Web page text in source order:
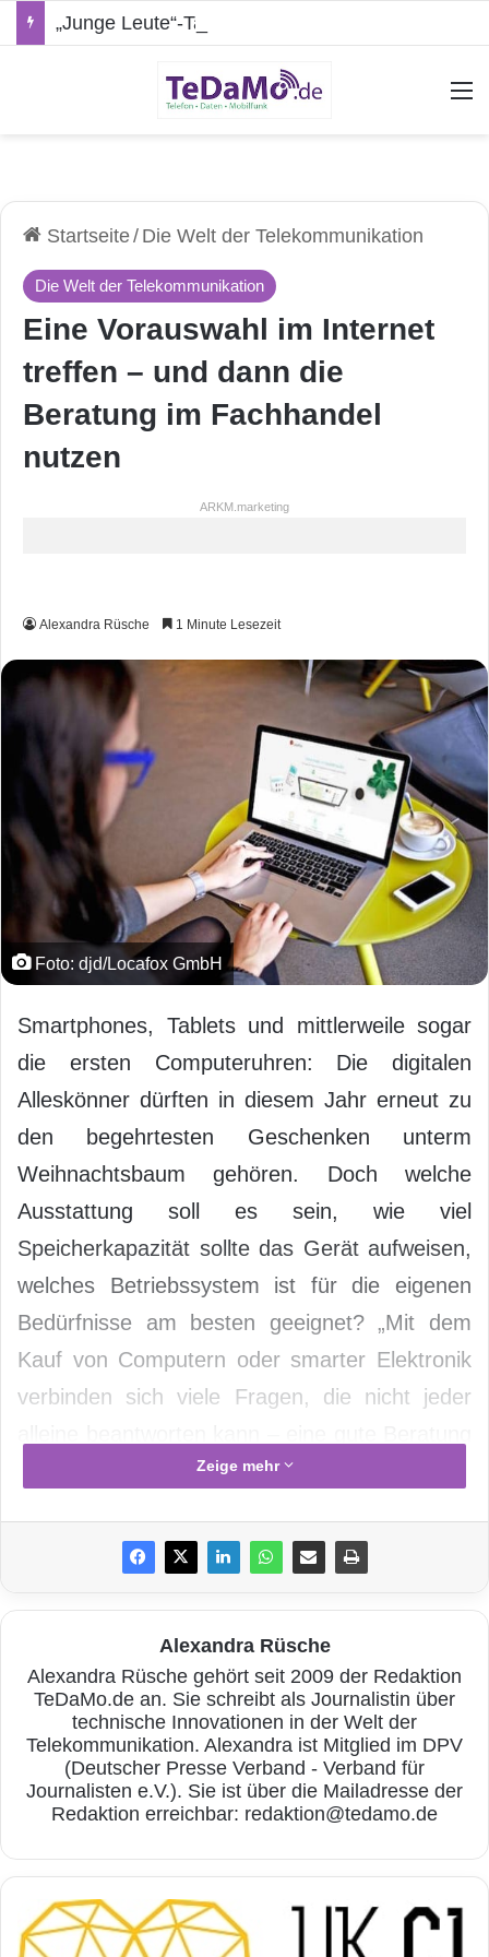
Startseite/ Die Welt der Telekommunikation
Die Welt der Telekommunikation
Eine Vorauswahl im Internet
treffen – und dann die
Beratung im Fachhandel
nutzen
ARKM.marketing
Alexandra Rüsche 1 Minute Lesezeit
Foto: djd/Locafox GmbH
Smartphones, Tablets und mittlerweile sogar
die ersten Computeruhren: Die digitalen
Alleskönner dürften in diesem Jahr erneut zu
den begehrtesten Geschenken unterm
Weihnachtsbaum gehören. Doch welche
Ausstattung soll es sein, wie viel
Speicherkapazität sollte das Gerät aufweisen,
welches Betriebssystem ist für die eigenen
Bedürfnisse am besten geeignet? „Mit dem
Kauf von Computern oder smarter Elektronik
verbinden sich viele Fragen, die nicht jeder
im Fachhandel schützt vor
Informationen im Web nicht vollends ersetzt
werden“, meint Fachjournalist Martin Blömer
vom VerbraucherportalRatgeberzentrale.de.
Zeige mehr
Alexandra Rüsche
Alexandra Rüsche gehört seit 2009 der Redaktion
TeDaMo.de an. Sie schreibt als Journalistin über
technische Innovationen in der Welt der
Telekommunikation. Alexandra ist Mitglied im DPV
(Deutscher Presse Verband - Verband für
Journalisten e.V.). Sie ist über die Mailadresse der
Redaktion erreichbar: redaktion@tedamo.de
e